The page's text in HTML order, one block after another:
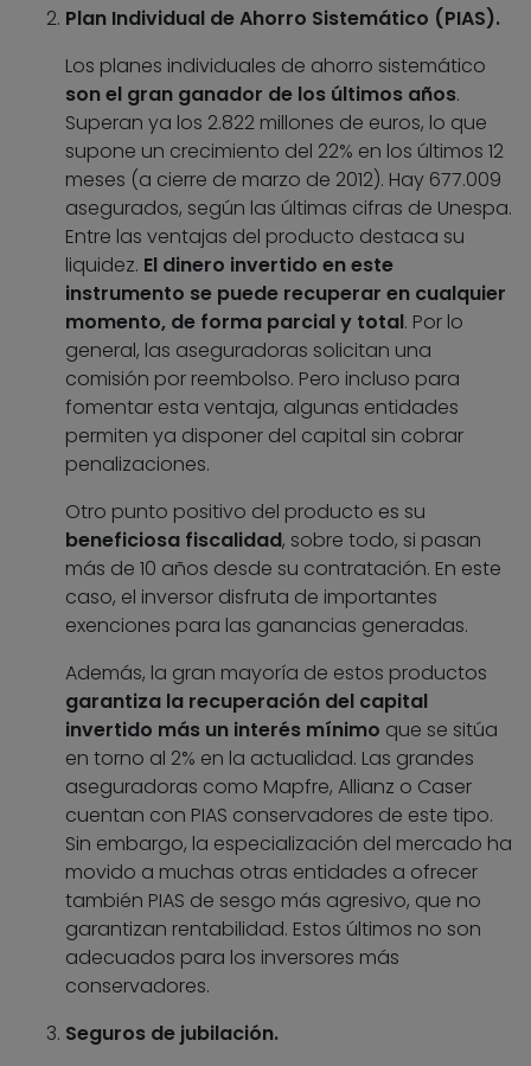
Plan Individual de Ahorro Sistemático (PIAS).
Los planes individuales de ahorro sistemático
son el gran ganador de los últimos años.
Superan ya los 2.822 millones de euros, lo que
supone un crecimiento del 22% en los últimos 12
meses (a cierre de marzo de 2012). Hay 677.009
asegurados, según las últimas cifras de Unespa.
Entre las ventajas del producto destaca su
liquidez. El dinero invertido en este
instrumento se puede recuperar en cualquier
momento, de forma parcial y total. Por lo
general, las aseguradoras solicitan una
comisión por reembolso. Pero incluso para
fomentar esta ventaja, algunas entidades
permiten ya disponer del capital sin cobrar
penalizaciones.
Otro punto positivo del producto es su
beneficiosa fiscalidad, sobre todo, si pasan
más de 10 años desde su contratación. En este
caso, el inversor disfruta de importantes
exenciones para las ganancias generadas.
Además, la gran mayoría de estos productos
garantiza la recuperación del capital
invertido más un interés mínimo que se sitúa
en torno al 2% en la actualidad. Las grandes
aseguradoras como Mapfre, Allianz o Caser
cuentan con PIAS conservadores de este tipo.
Sin embargo, la especialización del mercado ha
movido a muchas otras entidades a ofrecer
también PIAS de sesgo más agresivo, que no
garantizan rentabilidad. Estos últimos no son
adecuados para los inversores más
conservadores.
Seguros de jubilación.